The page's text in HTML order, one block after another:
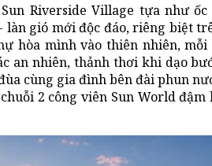
Riverside Village tựa như
làn gió mới độc đáo, riêng biệt
hòa mình vào thiên nhiên, mỗi
an nhiên, thảnh thơi khi dạo
cùng gia đình bên đài phun
2 công viên Sun World đậm